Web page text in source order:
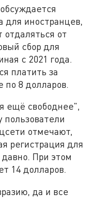
для иностранцев,
отдаляться от
сбор для
с 2021 года.
платить за
по 8 долларов.
ещё свободнее",
пользователи
отмечают,
регистрация для
При этом
14 долларов.
да и все